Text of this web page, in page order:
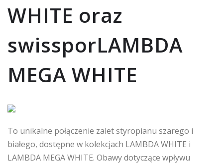
WHITE oraz
swissporLAMBDA
MEGA WHITE
To unikalne połączenie zalet styropianu szarego i
białego, dostępne w kolekcjach LAMBDA WHITE i
LAMBDA MEGA WHITE. Obawy dotyczące wpływu